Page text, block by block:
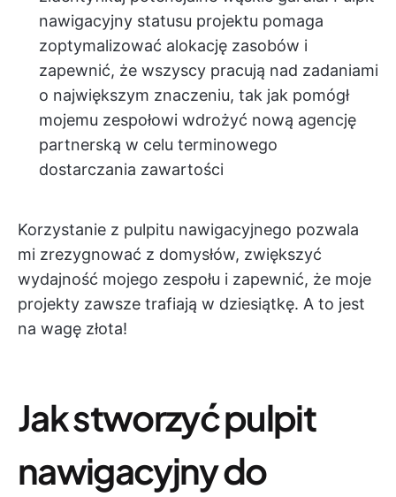
nawigacyjny statusu projektu pomaga
zoptymalizować alokację zasobów i
zapewnić, że wszyscy pracują nad zadaniami
o największym znaczeniu, tak jak pomógł
mojemu zespołowi wdrożyć nową agencję
partnerską w celu terminowego
dostarczania zawartości
Korzystanie z pulpitu nawigacyjnego pozwala
mi zrezygnować z domysłów, zwiększyć
wydajność mojego zespołu i zapewnić, że moje
projekty zawsze trafiają w dziesiątkę. A to jest
na wagę złota!
Jak stworzyć pulpit
nawigacyjny do